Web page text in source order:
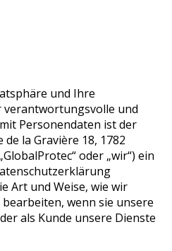
und Ihre
verantwortungsvolle und
Personendaten ist der
la Gravière 18, 1782
oder „wir“) ein
Art und Weise, wie wir
wenn sie unsere
als Kunde unsere Dienste